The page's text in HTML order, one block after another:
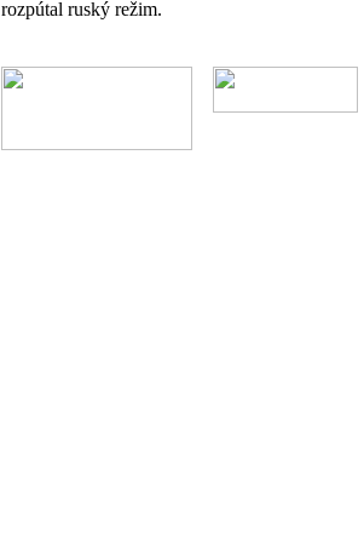
rozpútal ruský režim.